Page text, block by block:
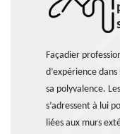
Façadier
d’expérience
sa polyvalence.
s’adressent à lui
liées aux murs